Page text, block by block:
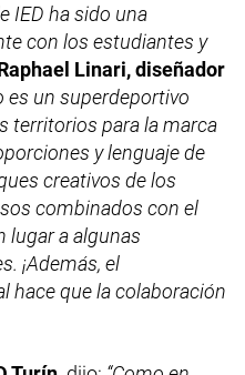
IED ha sido una
con los estudiantes y
Linari, diseñador
es un superdeportivo
territorios para la marca
y lenguaje de
creativos de los
combinados con el
lugar a algunas
¡Además, el
hace que la colaboración